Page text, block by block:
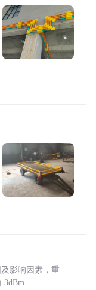
影响因素，重
3dBm